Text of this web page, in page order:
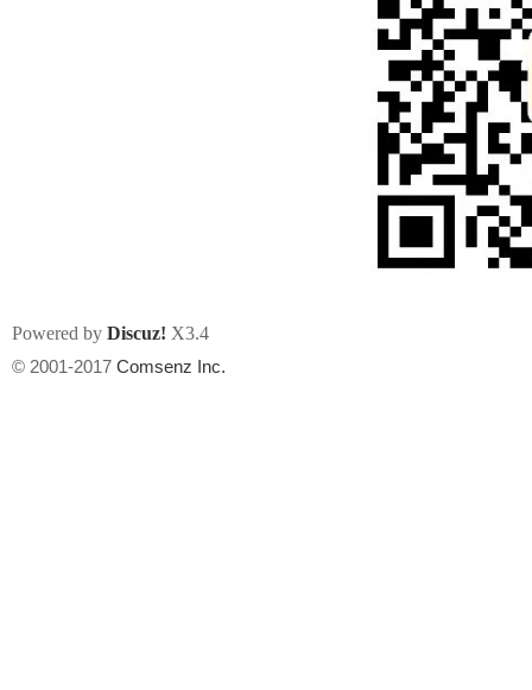
州
Powered by Discuz! X3.4
© 2001-2017 Comsenz Inc.